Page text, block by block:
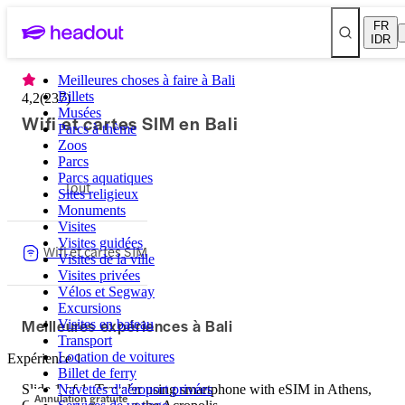
FR
IDR
Meilleures choses à faire à Bali
Billets
Musées
Parcs à thème
Zoos
Parcs
Parcs aquatiques
Sites religieux
Monuments
Visites
Visites guidées
Visites de la ville
Visites privées
Vélos et Segway
Excursions
Visites en bateau
Transport
Location de voitures
Billet de ferry
Navettes d'aéroport privées
4,2(237)
Wifi et cartes SIM en Bali
Tout
Wifi et cartes SIM
Meilleures expériences à Bali
Expérience 1
Annulation gratuite
Slide 1 of 1, Traveler using smartphone with eSIM in Athens,